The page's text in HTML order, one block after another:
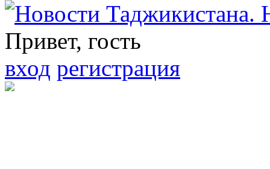
Привет, гость
вход регистрация